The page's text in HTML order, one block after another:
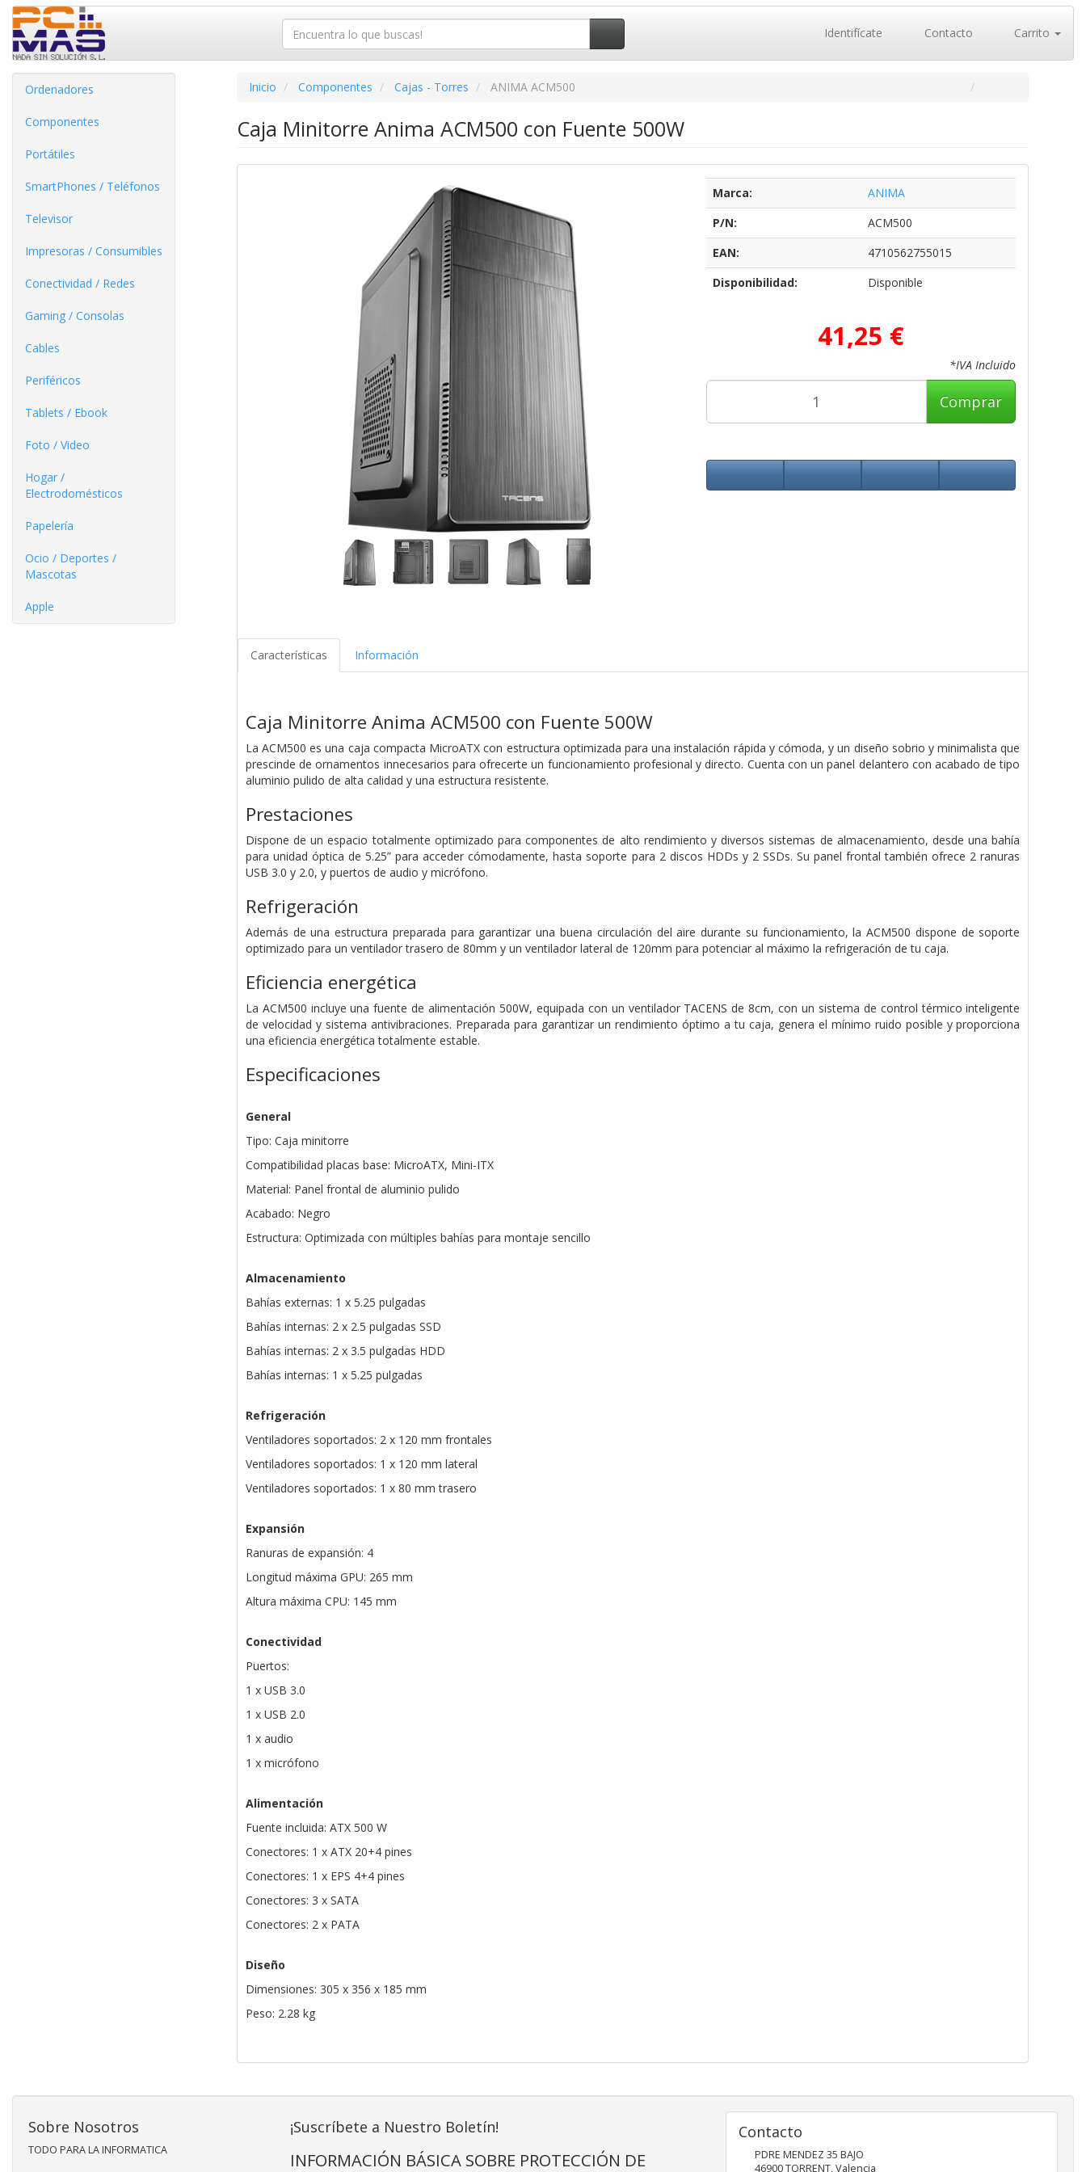
Identifícate Contacto Carrito
Ordenadores
Componentes
Portátiles
SmartPhones / Teléfonos
Televisor
Impresoras / Consumibles
Conectividad / Redes
Gaming / Consolas
Cables
Periféricos
Tablets / Ebook
Foto / Video
Hogar /
Electrodomésticos
Papelería
Ocio / Deportes /
Mascotas
Apple
Inicio Componentes Cajas - Torres ANIMA ACM500
Caja Minitorre Anima ACM500 con Fuente 500W
Marca:
ANIMA
P/N:
ACM500
EAN:
4710562755015
Disponibilidad:
Disponible
41,25 €
*IVA Incluido
Comprar
Características Información
Caja Minitorre Anima ACM500 con Fuente 500W
La ACM500 es una caja compacta MicroATX con estructura optimizada para una instalación rápida y cómoda, y un diseño sobrio y minimalista que
prescinde de ornamentos innecesarios para ofrecerte un funcionamiento profesional y directo. Cuenta con un panel delantero con acabado de tipo
aluminio pulido de alta calidad y una estructura resistente.
Prestaciones
Dispone de un espacio totalmente optimizado para componentes de alto rendimiento y diversos sistemas de almacenamiento, desde una bahía
para unidad óptica de 5.25” para acceder cómodamente, hasta soporte para 2 discos HDDs y 2 SSDs. Su panel frontal también ofrece 2 ranuras
USB 3.0 y 2.0, y puertos de audio y micrófono.
Refrigeración
Además de una estructura preparada para garantizar una buena circulación del aire durante su funcionamiento, la ACM500 dispone de soporte
optimizado para un ventilador trasero de 80mm y un ventilador lateral de 120mm para potenciar al máximo la refrigeración de tu caja.
Eficiencia energética
La ACM500 incluye una fuente de alimentación 500W, equipada con un ventilador TACENS de 8cm, con un sistema de control térmico inteligente
de velocidad y sistema antivibraciones. Preparada para garantizar un rendimiento óptimo a tu caja, genera el mínimo ruido posible y proporciona
una eficiencia energética totalmente estable.
Especificaciones
General
Tipo: Caja minitorre
Compatibilidad placas base: MicroATX, Mini-ITX
Material: Panel frontal de aluminio pulido
Acabado: Negro
Estructura: Optimizada con múltiples bahías para montaje sencillo
Almacenamiento
Bahías externas: 1 x 5.25 pulgadas
Bahías internas: 2 x 2.5 pulgadas SSD
Bahías internas: 2 x 3.5 pulgadas HDD
Bahías internas: 1 x 5.25 pulgadas
Refrigeración
Ventiladores soportados: 2 x 120 mm frontales
Ventiladores soportados: 1 x 120 mm lateral
Ventiladores soportados: 1 x 80 mm trasero
Expansión
Ranuras de expansión: 4
Longitud máxima GPU: 265 mm
Altura máxima CPU: 145 mm
Conectividad
Puertos:
1 x USB 3.0
1 x USB 2.0
1 x audio
1 x micrófono
Alimentación
Fuente incluida: ATX 500 W
Conectores: 1 x ATX 20+4 pines
Conectores: 1 x EPS 4+4 pines
Conectores: 3 x SATA
Conectores: 2 x PATA
Diseño
Dimensiones: 305 x 356 x 185 mm
Peso: 2.28 kg
Sobre Nosotros
TODO PARA LA INFORMATICA
¡Suscríbete a Nuestro Boletín!
INFORMACIÓN BÁSICA SOBRE PROTECCIÓN DE
Contacto
PDRE MENDEZ 35 BAJO
46900TORRENT,Valencia